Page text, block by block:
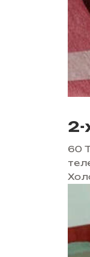
2-
60